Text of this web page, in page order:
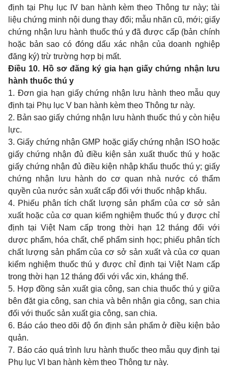
định tại Phụ lục IVban hành kèm theo Thông tư này; tài
liệu chứng minh nội dung thay đổi; mẫu nhãn cũ, mới; giấy
chứng nhận lưu hành thuốc thú y đã được cấp (bản chính
hoặc bản sao có đóng dấu xác nhận của doanh nghiệp
đăng ký) trừ trường hợp bị mất.
Điều 10. Hồ sơ đăng ký gia hạn giấy chứng nhận lưu
hành thuốc thú y
1. Đơn gia hạn giấy chứng nhận lưu hành theo mẫu quy
định tại Phụ lục V ban hành kèm theo Thông tư này.
2. Bản sao giấy chứng nhận lưu hành thuốc thú y còn hiệu
lực.
3. Giấy chứng nhận GMP hoặc giấy chứng nhận ISO hoặc
giấy chứng nhận đủ điều kiện sản xuất thuốc thú y hoặc
giấy chứng nhận đủ điều kiện nhập khẩu thuốc thú y; giấy
chứng nhận lưu hành do cơ quan nhà nước có thẩm
quyền của nước sản xuất cấp đối với thuốc nhập khẩu.
4. Phiếu phân tích chất lượng sản phẩm của cơ sở sản
xuất hoặc của cơ quan kiểm nghiệm thuốc thú y được chỉ
định tại Việt Nam cấp trong thời hạn 12 tháng đối với
dược phẩm, hóa chất, chế phẩm sinh học; phiếu phân tích
chất lượng sản phẩm của cơ sở sản xuất và của cơ quan
kiểm nghiệm thuốc thú y được chỉ định tại Việt Nam cấp
trong thời hạn 12 tháng đối với vắc xin, kháng thể.
5. Hợp đồng sản xuất gia công, san chia thuốc thú y giữa
bên đặt gia công, san chia và bên nhận gia công, san chia
đối với thuốc sản xuất gia công, san chia.
6. Báo cáo theo dõi độ ổn định sản phẩm ở điều kiện bảo
quản.
7. Báo cáo quá trình lưu hành thuốc theo mẫu quy định tại
Phụ lục VI ban hành kèm theo Thông tư này.